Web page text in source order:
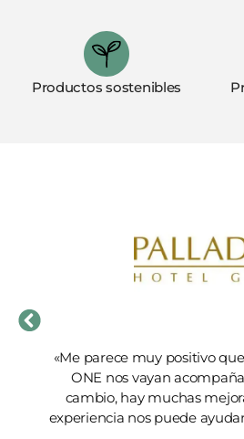
Productos sostenibles
«Me parece muy positivo que
ONE nos vayan
cambio, hay muchas
experiencia nos puede ayudar